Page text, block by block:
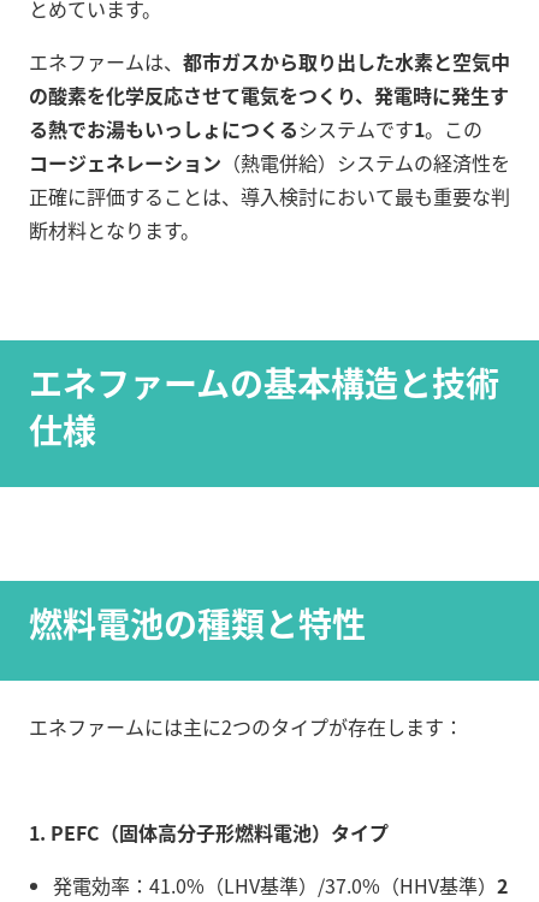
とめています。
エネファームは、 都市ガスから取り出した水素と空気中
の酸素を化学反応させて電気をつくり、発電時に発生す
る熱でお湯もいっしょにつくるシステムです1。この
コージェネレーション （熱電併給）システムの経済性を
正確に評価することは、導入検討において最も重要な判
断材料となります。
エネファームの基本構造と技術
仕様
燃料電池の種類と特性
エネファームには主に2つのタイプが存在します：
1. PEFC（固体高分子形燃料電池）タイプ
発電効率：41.0%（LHV基準）/37.0%（HHV基準） 2